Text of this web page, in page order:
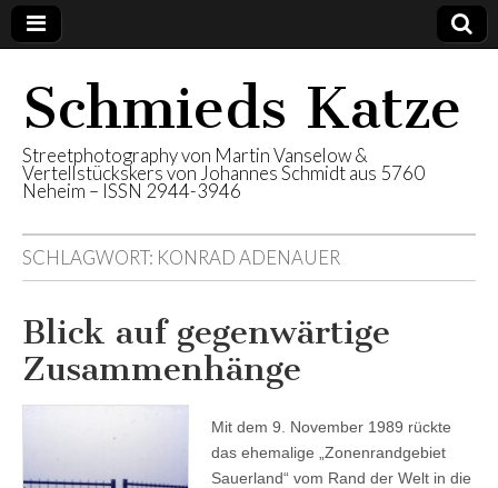
Schmieds Katze
Streetphotography von Martin Vanselow &
Vertellstückskers von Johannes Schmidt aus 5760
Neheim – ISSN 2944-3946
SCHLAGWORT: KONRAD ADENAUER
Blick auf gegenwärtige
Zusammenhänge
Mit dem 9. November 1989 rückte
das ehemalige „Zonenrandgebiet
Sauerland“ vom Rand der Welt in die